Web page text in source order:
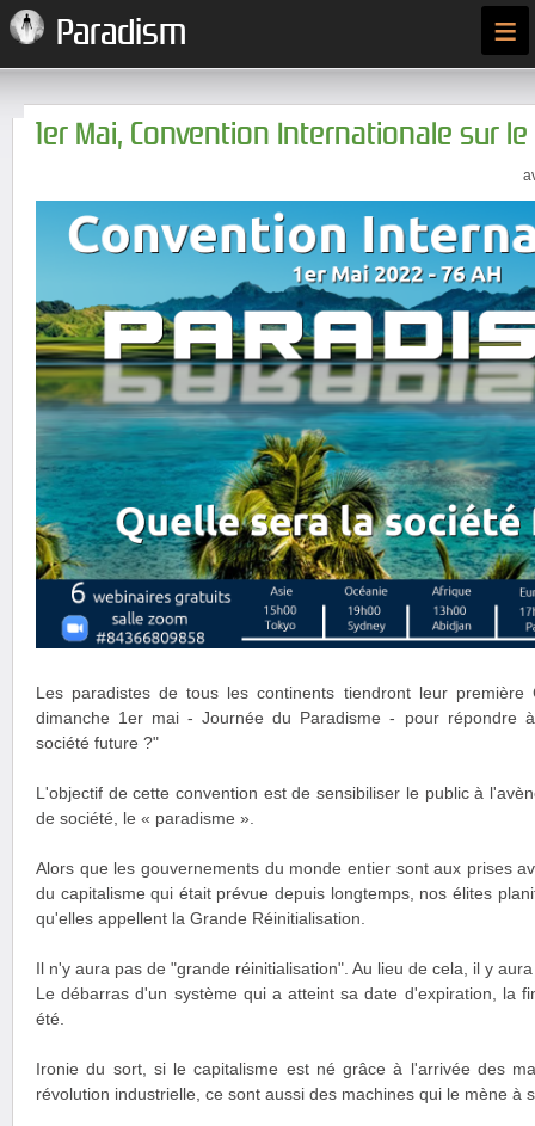
Paradism ≡
1er Mai, Convention Internationale sur
Les paradistes de tous les continents tiendront leur première
dimanche 1er mai - Journée du Paradisme - pour répondre
société future ?"
L'objectif de cette convention est de sensibiliser le public à
de société, le « paradisme ».
Alors que les gouvernements du monde entier sont aux prises
du capitalisme qui était prévue depuis longtemps, nos élites
qu'elles appellent la Grande Réinitialisation.
Il n'y aura pas de "grande réinitialisation". Au lieu de cela, il y
Le débarras d'un système qui a atteint sa date d'expiration, la
été.
Ironie du sort, si le capitalisme est né grâce à l'arrivée des
révolution industrielle, ce sont aussi des machines qui le mène à